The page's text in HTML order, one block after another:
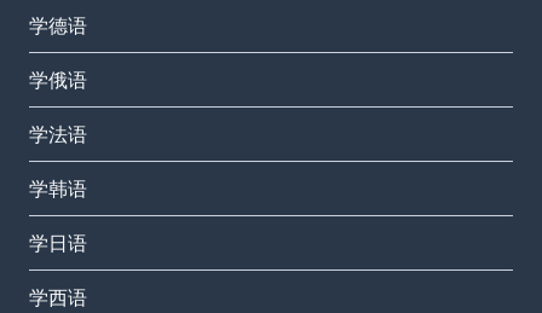
学德语
学俄语
学法语
学韩语
学日语
学西语